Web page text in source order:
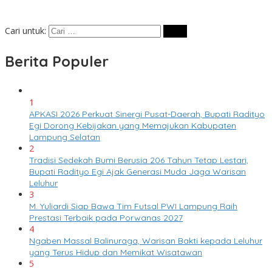
Cari untuk:
Berita Populer
1
APKASI 2026 Perkuat Sinergi Pusat-Daerah, Bupati Radityo
Egi Dorong Kebijakan yang Memajukan Kabupaten
Lampung Selatan
2
Tradisi Sedekah Bumi Berusia 206 Tahun Tetap Lestari,
Bupati Radityo Egi Ajak Generasi Muda Jaga Warisan
Leluhur
3
M. Yuliardi Siap Bawa Tim Futsal PWI Lampung Raih
Prestasi Terbaik pada Porwanas 2027
4
Ngaben Massal Balinuraga, Warisan Bakti kepada Leluhur
yang Terus Hidup dan Memikat Wisatawan
5